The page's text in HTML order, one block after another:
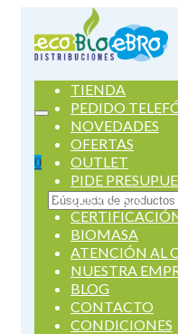
0
Buscar
por:
TIENDA
PEDIDO
NOVEDADES
OFERTAS
OUTLET
PIDE
SERVICIOS
BIOMASA
ATENCIÓN AL
NUESTRA
BLOG
CONTACTO
CONDICIONES